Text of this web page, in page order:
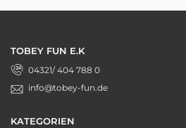
TOBEY FUN E.K
04321/ 404 788 0
info@tobey-fun.de
KATEGORIEN